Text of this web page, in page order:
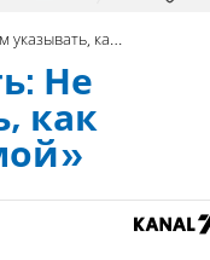
поступать с «Оцмой»
Не
как